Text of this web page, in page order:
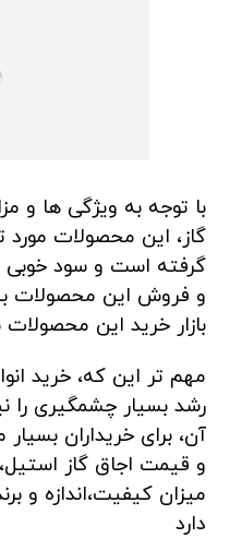
با توجه به ویژگی ها و
گاز، این محصولات مورد
گرفته است و سود خوبی
و فروش این محصولات
بازار خرید این
مهم تر این که، خرید
رشد بسیار چشمگیری را
آن، برای خریداران
و قیمت اجاق گاز
میزان کیفیت،اندازه و
دارد